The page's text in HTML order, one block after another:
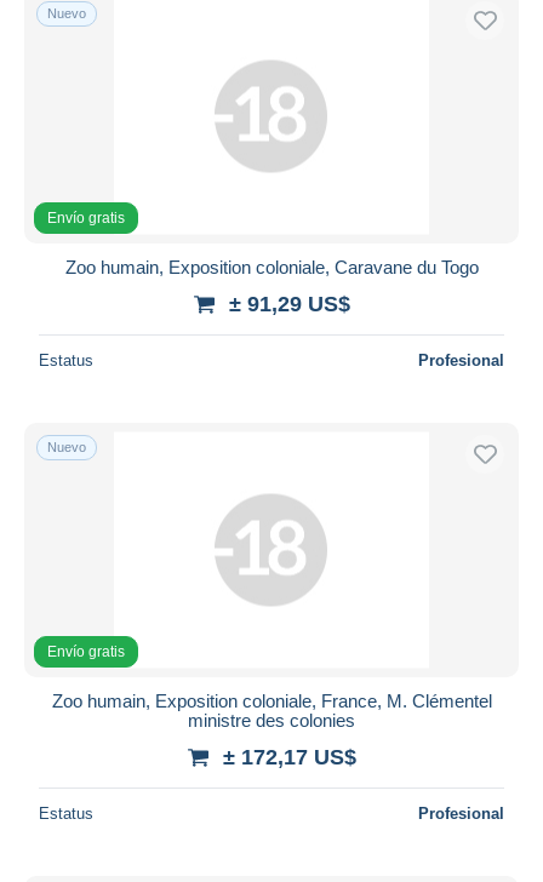
Nuevo
Envío gratis
Zoo humain, Exposition coloniale, Caravane du Togo
± 91,29 US$
Estatus Profesional
Nuevo
Envío gratis
Zoo humain, Exposition coloniale, France, M. Clémentel
ministre des colonies
± 172,17 US$
Estatus Profesional